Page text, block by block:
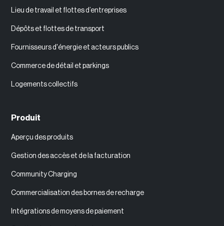
Lieu de travail et flottes d’entreprises
Dépôts et flottes de transport
Fournisseurs d'énergie et acteurs publics
Commerce de détail et parkings
Logements collectifs
Produit
Aperçu des produits
Gestion des accès et de la facturation
Community Charging
Commercialisation des bornes de recharge
Intégrations de moyens de paiement